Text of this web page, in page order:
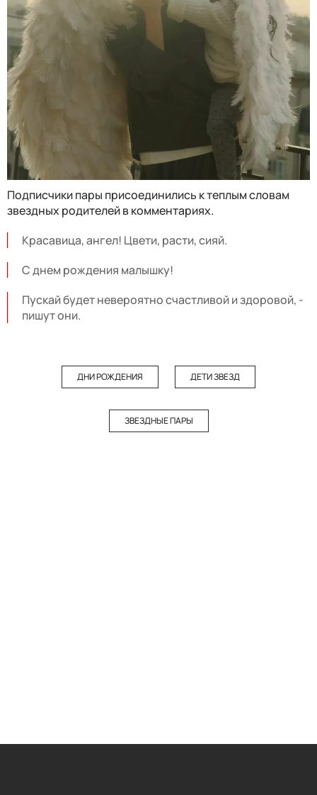
Подписчики пары присоединились к теплым словам
звездных родителей в комментариях.
Красавица, ангел! Цвети, расти, сияй.
С днем рождения малышку!
Пускай будет невероятно счастливой и здоровой, -
пишут они.
ДНИ РОЖДЕНИЯ ДЕТИ ЗВЕЗД
ЗВЕЗДНЫЕ ПАРЫ